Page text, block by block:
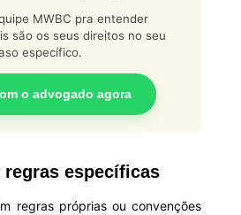
MWBC pra entender
são os seus direitos no seu
específico.
o advogado agora
específicas
regras próprias ou convenções